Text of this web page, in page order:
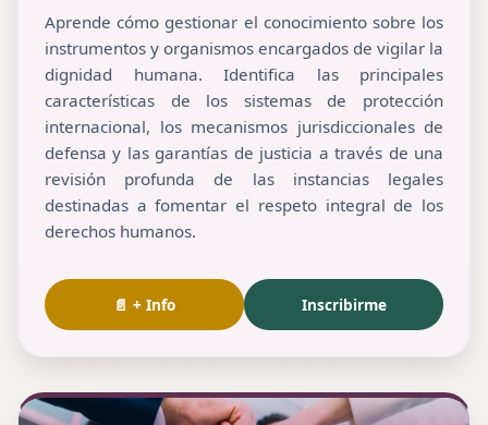
Aprende cómo gestionar el conocimiento sobre los
instrumentos y organismos encargados de vigilar la
dignidad humana. Identifica las principales
características de los sistemas de protección
internacional, los mecanismos jurisdiccionales de
defensa y las garantías de justicia a través de una
revisión profunda de las instancias legales
destinadas a fomentar el respeto integral de los
derechos humanos.
📄 + Info Inscribirme